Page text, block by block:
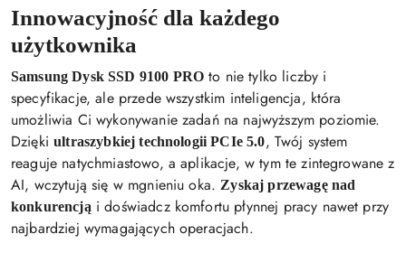
Innowacyjność dla każdego
użytkownika
Samsung Dysk SSD 9100 PRO to nie tylko liczby i
specyfikacje, ale przede wszystkim inteligencja, która
umożliwia Ci wykonywanie zadań na najwyższym poziomie.
Dziękiultraszybkiej technologii PCIe 5.0, Twój system
reaguje natychmiastowo, a aplikacje, w tym te zintegrowane z
AI, wczytują się w mgnieniu oka.Zyskaj przewagę nad
konkurencjąi doświadcz komfortu płynnej pracy nawet przy
najbardziej wymagających operacjach.